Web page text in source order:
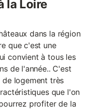
la Loire
dans la région
que c'est une
convient à tous les
de l'année.. C'est
logement très
que l'on
profiter de la